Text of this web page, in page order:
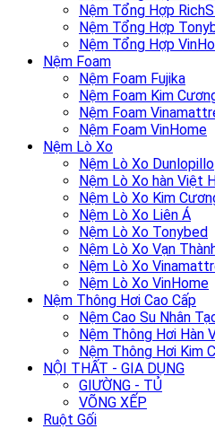
Nệm Tổng Hợp
Nệm Tổng Hợp
Nệm Tổng Hợp
Nệm Foam
Nệm Foam Fujika
Nệm Foam Kim
Nệm Foam
Nệm Foam VinHome
Nệm Lò Xo
Nệm Lò Xo Dunlopillo
Nệm Lò Xo hàn Việt
Nệm Lò Xo Kim
Nệm Lò Xo Liên Á
Nệm Lò Xo Tonybed
Nệm Lò Xo Vạn
Nệm Lò Xo
Nệm Lò Xo VinHome
Nệm Thông Hơi Cao Cấp
Nệm Cao Su Nhân
Nệm Thông Hơi Hàn
Nệm Thông Hơi Kim
NỘI THẤT - GIA DỤNG
GIƯỜNG - TỦ
VÕNG XẾP
Ruột Gối